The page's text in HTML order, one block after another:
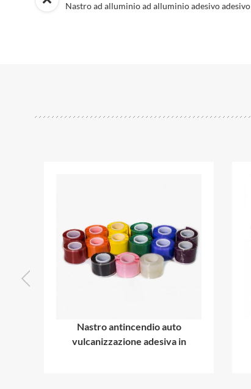
Nastro ad alluminio ad alluminio adesivo adesivo
Nastro antincendio auto
vulcanizzazione adesiva in